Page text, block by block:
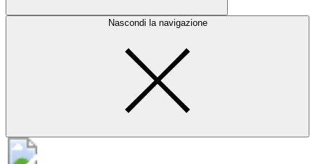
Nascondi la navigazione